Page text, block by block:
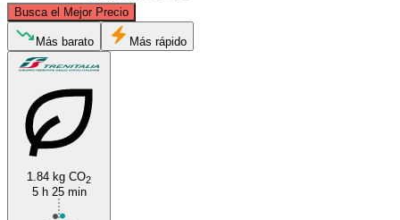
Busca el Mejor Precio
Livorno
Más barato Más rápido
1.84 kg CO2
5 h 25 min